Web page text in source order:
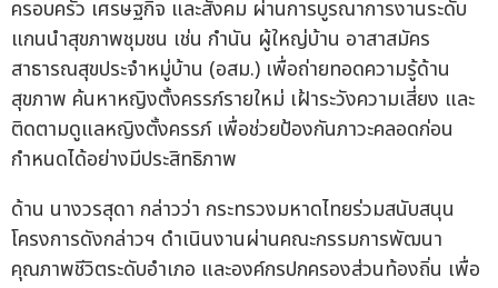
ครอบครัว เศรษฐกิจ และสังคม ผ่านการบูรณาการงานระดับ
แกนนำสุขภาพชุมชน เช่น กำนัน ผู้ใหญ่บ้าน อาสาสมัคร
สาธารณสุขประจำหมู่บ้าน (อสม.) เพื่อถ่ายทอดความรู้ด้าน
สุขภาพ ค้นหาหญิงตั้งครรภ์รายใหม่ เฝ้าระวังความเสี่ยง และ
ติดตามดูแลหญิงตั้งครรภ์ เพื่อช่วยป้องกันภาวะคลอดก่อน
กำหนดได้อย่างมีประสิทธิภาพ
ด้าน นางวรสุดา กล่าวว่า กระทรวงมหาดไทยร่วมสนับสนุน
โครงการดังกล่าวฯ ดำเนินงานผ่านคณะกรรมการพัฒนา
คุณภาพชีวิตระดับอำเภอ และองค์กรปกครองส่วนท้องถิ่น เพื่อ